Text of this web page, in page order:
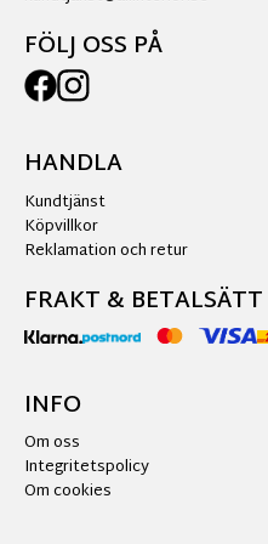
FÖLJ OSS PÅ
HANDLA
Kundtjänst
Köpvillkor
Reklamation och retur
FRAKT & BETALSÄTT
INFO
Om oss
Integritetspolicy
Om cookies